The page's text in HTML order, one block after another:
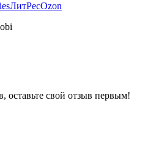
ЛитРесOzon
оставьте свой отзыв первым!